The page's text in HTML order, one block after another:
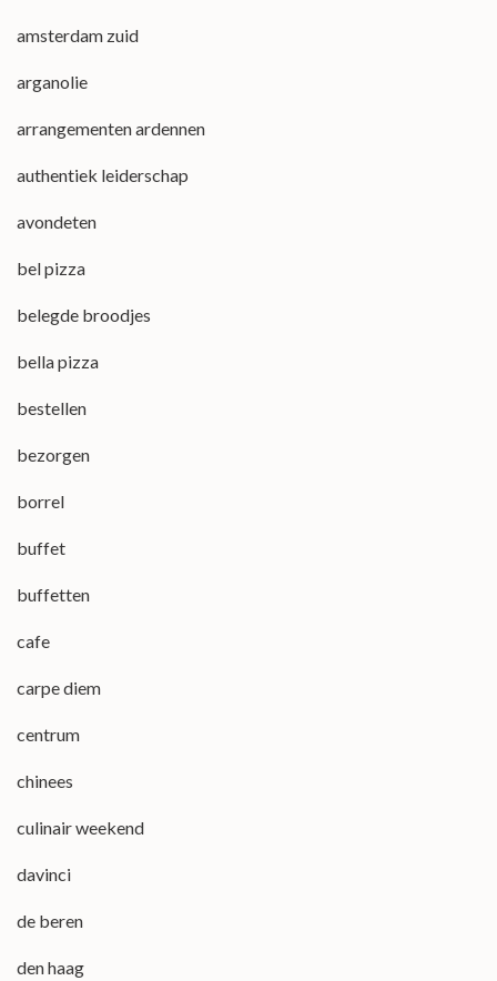
amsterdam zuid
arganolie
arrangementen ardennen
authentiek leiderschap
avondeten
bel pizza
belegde broodjes
bella pizza
bestellen
bezorgen
borrel
buffet
buffetten
cafe
carpe diem
centrum
chinees
culinair weekend
davinci
de beren
den haag